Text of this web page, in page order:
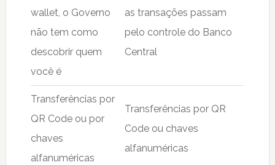
wallet, o Governo
não tem como
descobrir quem
você é
as transações passam
pelo controle do Banco
Central
Transferências por
QR Code ou por
chaves
alfanuméricas
Transferências por QR
Code ou chaves
alfanuméricas